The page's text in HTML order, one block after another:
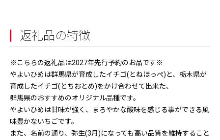
返礼品の特徴
※こちらの返礼品は2027年先行予約のお品です※
やよいひめは群馬県が育成したイチゴ(とねほっぺ)と、栃木県が
育成したイチゴ(とちおとめ)をかけ合わせて出来た、
群馬県のおすすめのオリジナル品種です。
やよいひめは甘味が強く、まろやかな酸味を感じる事ができる風
味豊かないちごです。
また、名前の通り、弥生(3月)になっても高い品質を維持すること